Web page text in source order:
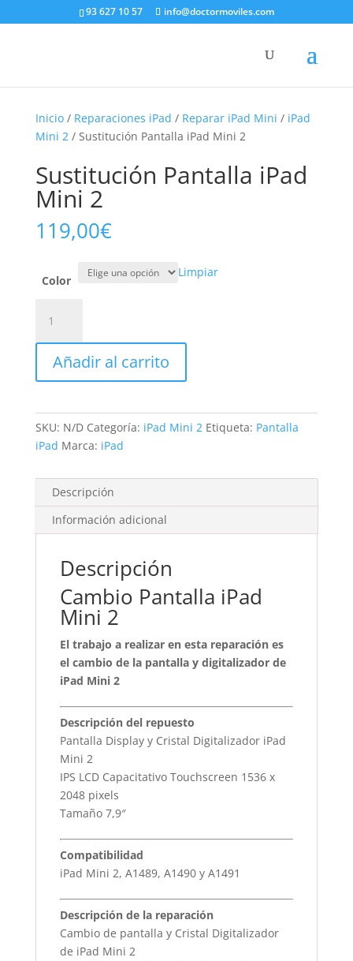
93 627 10 57 info@doctormoviles.com
Inicio/ Reparaciones iPad / Reparar iPad Mini / iPad
Mini 2/ Sustitución Pantalla iPad Mini 2
Sustitución Pantalla iPad
Mini 2
119,00€
Color
Limpiar
Pantalla
iPad
Mini
2
Añadir al carrito
SKU: N/D Categoría: iPad Mini 2 Etiqueta: Pantalla
iPad Marca: iPad
Descripción
Información adicional
Descripción
Cambio Pantalla iPad
Mini 2
El trabajo a realizar en esta reparación es
el cambio de la pantalla y digitalizador de
iPad Mini 2
Descripción del repuesto
Pantalla Display y Cristal Digitalizador iPad
Mini 2
IPS LCD Capacitativo Touchscreen 1536 x
2048 pixels
Tamaño 7,9″
Compatibilidad
iPad Mini 2, A1489, A1490 y A1491
Descripción de la reparación
Cambio de pantalla y Cristal Digitalizador
de iPad Mini 2